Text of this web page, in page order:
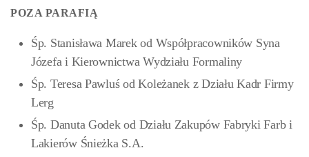
POZA PARAFIĄ
Śp. Stanisława Marek od Współpracowników Syna
Józefa i Kierownictwa Wydziału Formaliny
Śp. Teresa Pawluś od Koleżanek z Działu Kadr Firmy
Lerg
Śp. Danuta Godek od Działu Zakupów Fabryki Farb i
Lakierów Śnieżka S.A.